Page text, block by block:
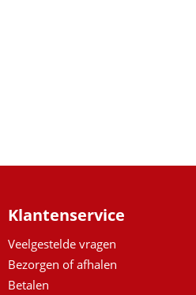
Klantenservice
Veelgestelde vragen
Bezorgen of afhalen
Betalen